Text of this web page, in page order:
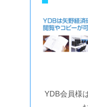
YDB会員様